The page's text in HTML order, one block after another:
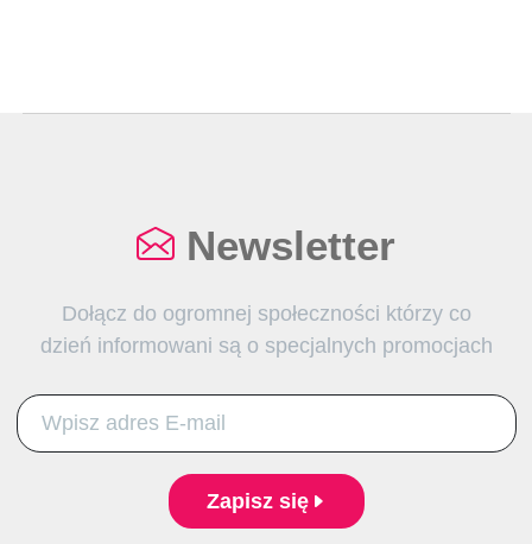
Newsletter
Dołącz do ogromnej społeczności którzy co
dzień informowani są o specjalnych promocjach
Zapisz się